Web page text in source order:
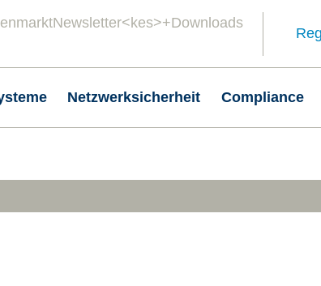
Newsletter<kes>+Downloads
Netzwerksicherheit Compliance